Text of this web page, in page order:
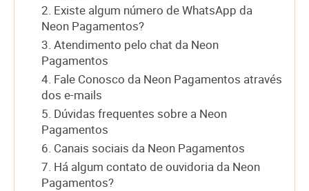
2. Existe algum número de WhatsApp da
Neon Pagamentos?
3. Atendimento pelo chat da Neon
Pagamentos
4. Fale Conosco da Neon Pagamentos através
dos e-mails
5. Dúvidas frequentes sobre a Neon
Pagamentos
6. Canais sociais da Neon Pagamentos
7. Há algum contato de ouvidoria da Neon
Pagamentos?